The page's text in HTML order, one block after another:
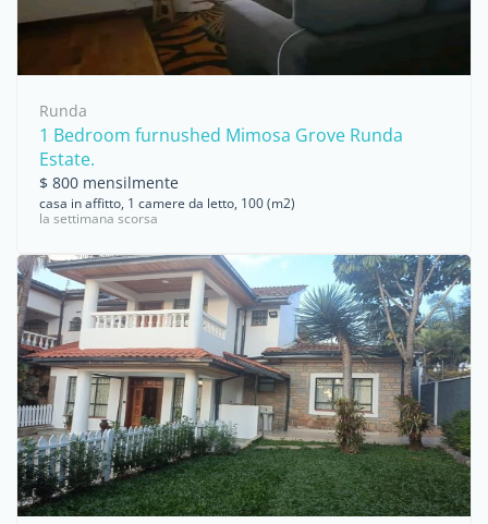
Runda
1 Bedroom furnushed Mimosa Grove Runda
Estate.
$ 800 mensilmente
casa in affitto, 1 camere da letto, 100 (m2)
la settimana scorsa